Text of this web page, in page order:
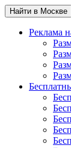
Найти в Москве
Реклама